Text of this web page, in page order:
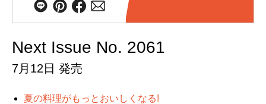
Next Issue No. 2061
7月12日 発売
夏の料理がもっとおいしくなる!